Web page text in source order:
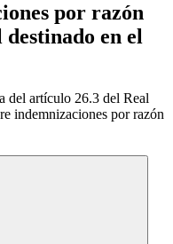
por razón
en el
del artículo 26.3 del Real
indemnizaciones por razón